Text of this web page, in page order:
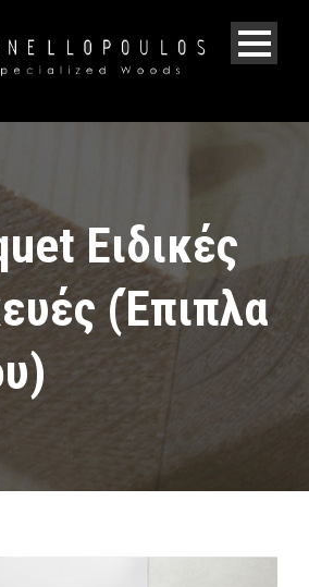
Ειδικές
(Έπιπλα